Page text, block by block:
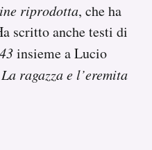
riprodotta, che ha
scritto anche testi di
insieme a Lucio
La ragazza e l’eremita